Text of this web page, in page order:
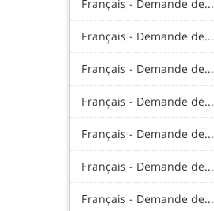
Français - Demande de...
Français - Demande de...
Français - Demande de...
Français - Demande de...
Français - Demande de...
Français - Demande de...
Français - Demande de...